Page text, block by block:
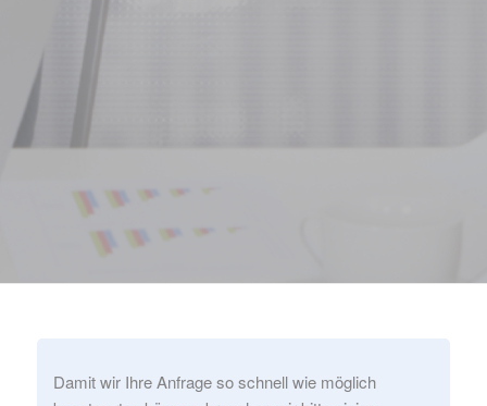
Damit wir Ihre Anfrage so schnell wie möglich